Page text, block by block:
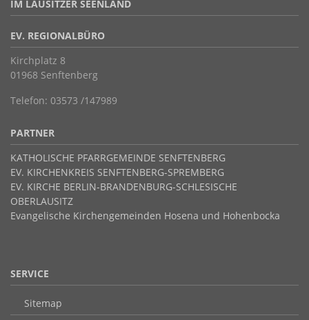
IM LAUSITZER SEENLAND
EV. REGIONALBÜRO
Kirchplatz 8
01968 Senftenberg
Telefon: 03573 /147989
PARTNER
KATHOLISCHE PFARRGEMEINDE SENFTENBERG
EV. KIRCHENKREIS SENFTENBERG-SPREMBERG
EV. KIRCHE BERLIN-BRANDENBURG-SCHLESISCHE
OBERLAUSITZ
Evangelische Kirchengemeinden Hosena und Hohenbocka
SERVICE
Sitemap